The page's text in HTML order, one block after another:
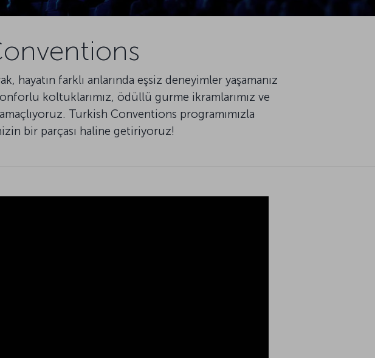
hayatın farklı anlarında eşsiz deneyimler yaşamanız
koltuklarımız, ödüllü gurme ikramlarımız ve
Turkish Conventions programımızla
bir parçası haline getiriyoruz!